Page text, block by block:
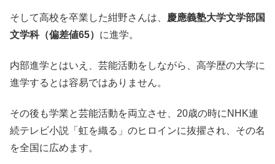
そして高校を卒業した紺野さんは、
慶應義塾大学文学部国
文学科（偏差値65） に進学。
内部進学とはいえ、芸能活動をしながら、高学歴の大学に
進学するとは容易ではありません。
その後も学業と芸能活動を両立させ、20歳の時にNHK連
続テレビ小説「虹を織る」のヒロインに抜擢され、その名
を全国に広めます。